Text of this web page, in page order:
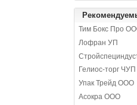
Тим Бокс Про
Лофран УП
Гелиос-торг ЧУП
Упак Трейд ООО
Асокра ООО